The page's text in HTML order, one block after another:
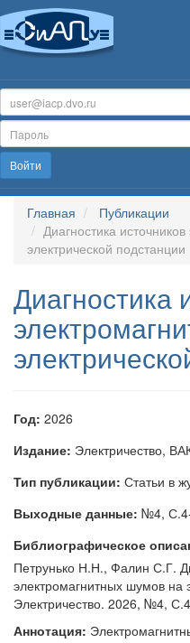
Войти
Главная
Публикации
Диагностика
электрической подстанции
Диагностика
Год: 2026
Издание: Электричество,
Тип публикации: Статьи в
Выходные данные: №4,
Библиографическое
Петрунько Н.Н., Фалин С.Г.
электромагнитных шумов на
Электричество. 2026, №4,
Аннотация: